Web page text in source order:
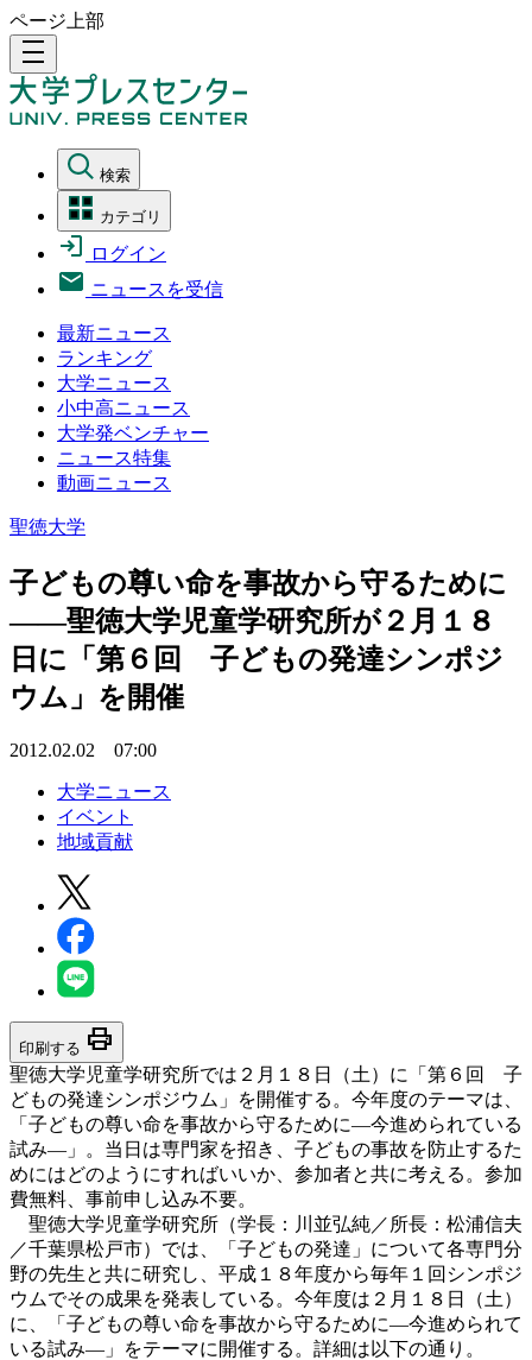
ページ上部
density_medium
検索
カテゴリ
ログイン
ニュースを受信
最新ニュース
ランキング
大学ニュース
小中高ニュース
大学発ベンチャー
ニュース特集
動画ニュース
聖徳大学
子どもの尊い命を事故から守るために
――聖徳大学児童学研究所が２月１８
日に「第６回 子どもの発達シンポジ
ウム」を開催
2012.02.02 07:00
大学ニュース
イベント
地域貢献
印刷する print
聖徳大学児童学研究所では２月１８日（土）に「第６回 子
どもの発達シンポジウム」を開催する。今年度のテーマは、
「子どもの尊い命を事故から守るために―今進められている
試み―」。当日は専門家を招き、子どもの事故を防止するた
めにはどのようにすればいいか、参加者と共に考える。参加
費無料、事前申し込み不要。
聖徳大学児童学研究所（学長：川並弘純／所長：松浦信夫
／千葉県松戸市）では、「子どもの発達」について各専門分
野の先生と共に研究し、平成１８年度から毎年１回シンポジ
ウムでその成果を発表している。今年度は２月１８日（土）
に、「子どもの尊い命を事故から守るために―今進められて
いる試み―」をテーマに開催する。詳細は以下の通り。